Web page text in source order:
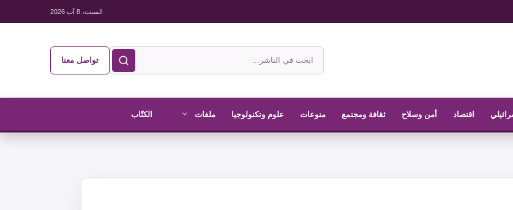
السبت، 8 آب 2026
ابحث
في
الناشر
تواصل معنا
اقتصاد أمن وسلاح ثقافة ومجتمع منوعات علوم وتكنولوجيا ملفات الكتّاب